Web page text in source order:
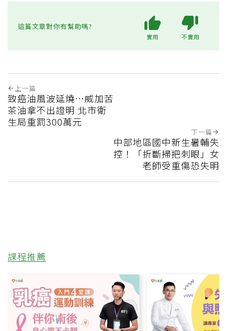
這篇文章對你有幫助嗎?
實用 不實用
上一篇
致癌油風波延燒…威加苦
茶油拿不出證明 北市衛
生局重罰300萬元
下一篇
中部地區國中新生暑輔失
控！「折斷掃把刺眼」女
老師受重傷恐失明
課程推薦